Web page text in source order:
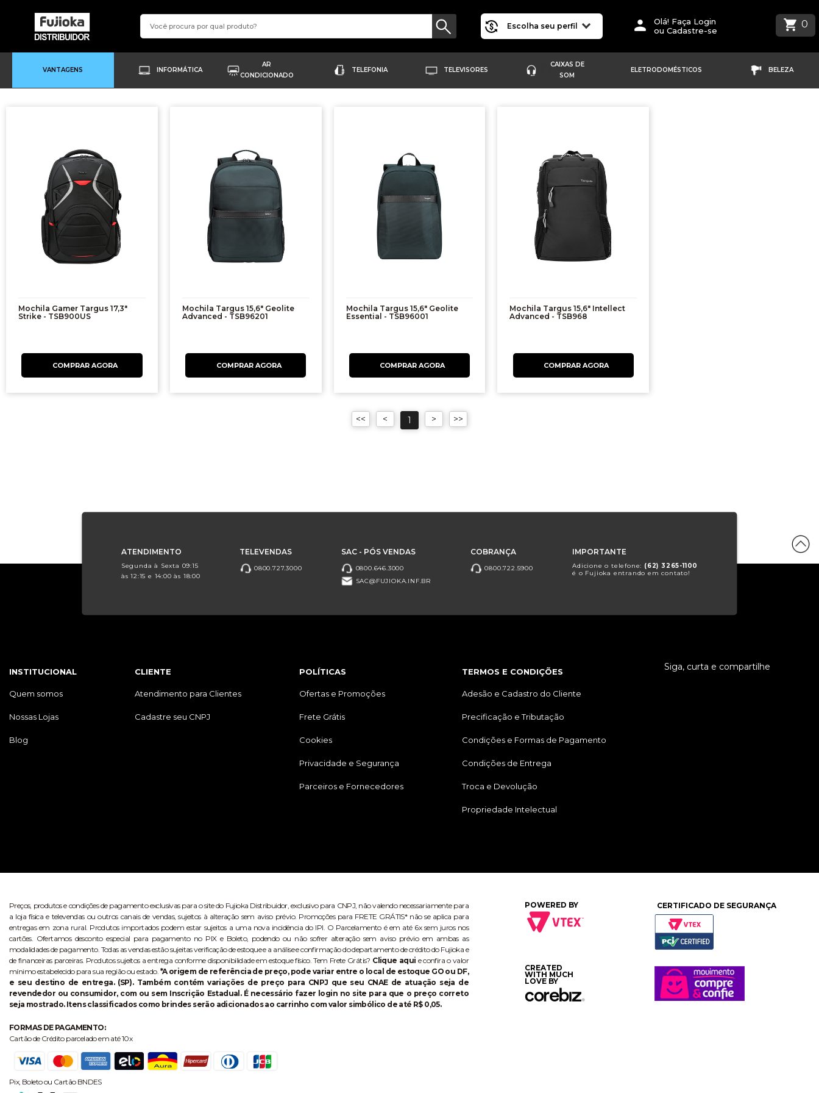
Escolha seu perfil
Olá! Faça Login
ou Cadastre-se
0
VANTAGENS INFORMÁTICA
AR
CONDICIONADO
TELEFONIA TELEVISORES
CAIXAS DE
SOM
ELETRODOMÉSTICOS BELEZA
Mochila Gamer Targus 17,3"
Strike - TSB900US
Mochila Targus 15,6" Geolite
Advanced - TSB96201
Mochila Targus 15,6" Geolite
Essential - TSB96001
Mochila Targus 15,6" Intellect
Advanced - TSB968
1
ATENDIMENTO
Segunda à Sexta 09:15
às 12:15 e 14:00 às 18:00
TELEVENDAS
0800.727.3000
SAC - PÓS VENDAS
0800.646.3000
SAC@FUJIOKA.INF.BR
COBRANÇA
0800.722.5900
IMPORTANTE
Adicione o telefone: (62) 3265-1100
é o Fujioka entrando em contato!
INSTITUCIONAL
Quem somos
Nossas Lojas
Blog
CLIENTE
Atendimento para Clientes
Cadastre seu CNPJ
POLÍTICAS
Ofertas e Promoções
Frete Grátis
Cookies
Privacidade e Segurança
Parceiros e Fornecedores
TERMOS E CONDIÇÕES
Adesão e Cadastro do Cliente
Precificação e Tributação
Condições e Formas de Pagamento
Condições de Entrega
Troca e Devolução
Propriedade Intelectual
Siga, curta e compartilhe
Preços, produtos e condições de pagamento exclusivas para o site do Fujioka Distribuidor, exclusivo para CNPJ, não valendo necessariamente para
a loja física e televendas ou outros canais de vendas, sujeitos à alteração sem aviso prévio. Promoções para FRETE GRÁTIS* não se aplica para
entregas em zona rural. Produtos importados podem estar sujeitos a uma nova incidência do IPI. O Parcelamento é em até 6x sem juros nos
cartões. Ofertamos desconto especial para pagamento no PIX e Boleto, podendo ou não sofrer alteração sem aviso prévio em ambas as
modalidades de pagamento. Todas as vendas estão sujeitas verificação de estoque e a análise e confirmação do departamento de crédito do Fujioka e
de financeiras parceiras. Produtos sujeitos a entrega conforme disponibilidade em estoque físico. Tem Frete Grátis? Clique aqui e confira o valor
mínimo estabelecido para sua região ou estado. *A origem de referência de preço, pode variar entre o local de estoque GO ou DF,
e seu destino de entrega. (SP). Também contém variações de preço para CNPJ que seu CNAE de atuação seja de
revendedor ou consumidor, com ou sem Inscrição Estadual. É necessário fazer login no site para que o preço correto
seja mostrado. Itens classificados como brindes serão adicionados ao carrinho com valor simbólico de até R$ 0,05.
FORMAS DE PAGAMENTO:
Cartão de Crédito parcelado em até 10x
Pix, Boleto ou Cartão BNDES
POWERED BY
CREATED
WITH MUCH
LOVE BY
CERTIFICADO DE SEGURANÇA